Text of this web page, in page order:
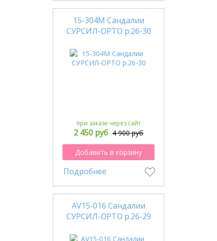
15-304М Сандалии
СУРСИЛ-ОРТО р.26-30
при заказе через сайт
2 450 руб 4 900 руб
Добавить в корзину
Подробнее
AV15-016 Сандалии
СУРСИЛ-ОРТО р.26-29